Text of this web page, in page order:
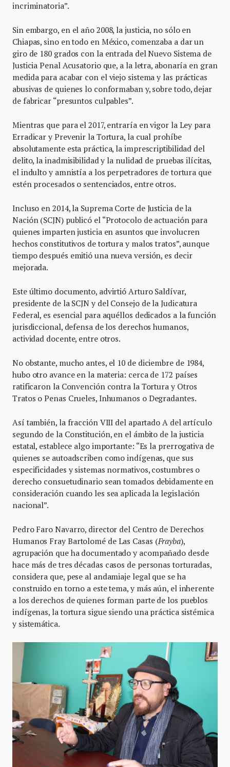
incriminatoria”.
Sin embargo, en el año 2008, la justicia, no sólo en
Chiapas, sino en todo en México, comenzaba a dar un
giro de 180 grados con la entrada del Nuevo Sistema de
Justicia Penal Acusatorio que, a la letra, abonaría en gran
medida para acabar con el viejo sistema y las prácticas
abusivas de quienes lo conformaban y, sobre todo, dejar
de fabricar “presuntos culpables”.
Mientras que para el 2017, entraría en vigor la Ley para
Erradicar y Prevenir la Tortura, la cual prohíbe
absolutamente esta práctica, la imprescriptibilidad del
delito, la inadmisibilidad y la nulidad de pruebas ilícitas,
el indulto y amnistía a los perpetradores de tortura que
estén procesados o sentenciados, entre otros.
Incluso en 2014, la Suprema Corte de Justicia de la
Nación (SCJN) publicó el “Protocolo de actuación para
quienes imparten justicia en asuntos que involucren
hechos constitutivos de tortura y malos tratos”, aunque
tiempo después emitió una nueva versión, es decir
mejorada.
Este último documento, advirtió Arturo Saldívar,
presidente de la SCJN y del Consejo de la Judicatura
Federal, es esencial para aquéllos dedicados a la función
jurisdiccional, defensa de los derechos humanos,
actividad docente, entre otros.
No obstante, mucho antes, el 10 de diciembre de 1984,
hubo otro avance en la materia: cerca de 172 países
ratificaron la Convención contra la Tortura y Otros
Tratos o Penas Crueles, Inhumanos o Degradantes.
Así también, la fracción VIII del apartado A del artículo
segundo de la Constitución, en el ámbito de la justicia
estatal, establece algo importante: “Es la prerrogativa de
quienes se autoadscriben como indígenas, que sus
especificidades y sistemas normativos, costumbres o
derecho consuetudinario sean tomados debidamente en
consideración cuando les sea aplicada la legislación
nacional”.
Pedro Faro Navarro, director del Centro de Derechos
Humanos Fray Bartolomé de Las Casas (Frayba),
agrupación que ha documentado y acompañado desde
hace más de tres décadas casos de personas torturadas,
considera que, pese al andamiaje legal que se ha
construido en torno a este tema, y más aún, el inherente
a los derechos de quienes forman parte de los pueblos
indígenas, la tortura sigue siendo una práctica sistémica
y sistemática.